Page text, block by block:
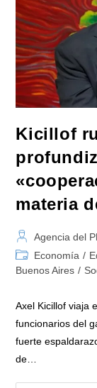
Kicillof
materia
Autor
de
la
Agencia del
Categoría
de
Economía /
Buenos Aires /
Axel Kicillof viaja
funcionarios del
fuerte
de…